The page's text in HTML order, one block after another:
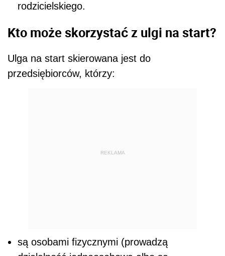
rodzicielskiego.
Kto może skorzystać z ulgi na start?
Ulga na start skierowana jest do
przedsiębiorców, którzy:
REKLAMA
są osobami fizycznymi (prowadzą